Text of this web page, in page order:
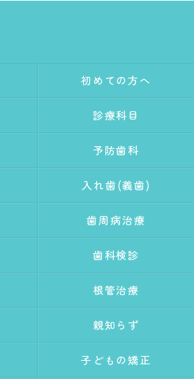
初めての方へ
診療科目
予防歯科
入れ歯(義歯)
歯周病治療
歯科検診
根管治療
親知らず
子どもの矯正